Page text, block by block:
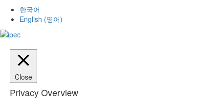
한국어
English (영어)
Close
Privacy Overview